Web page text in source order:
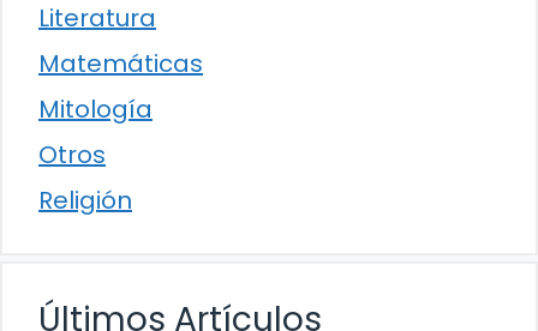
Literatura
Matemáticas
Mitología
Otros
Religión
Últimos Artículos